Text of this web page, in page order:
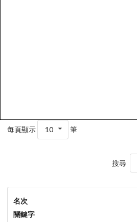
每頁顯示 10 筆
搜尋
名次
關鍵字